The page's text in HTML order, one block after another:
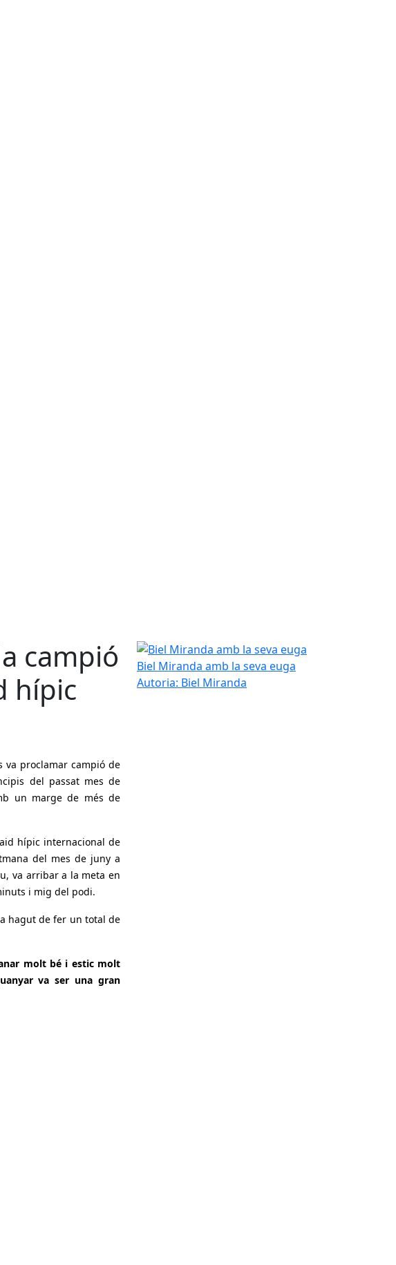
campió
hípic
va proclamar campió de
del passat mes de
un marge de més de
hípic internacional de
del mes de juny a
va arribar a la meta en
i mig del podi.
hagut de fer un total de
molt bé i estic molt
va ser una gran
Biel Miranda amb la seva euga
Biel Miranda amb la seva euga
Autoria: Biel Miranda